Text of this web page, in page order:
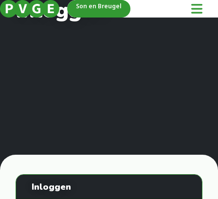
Son en Breugel
Inloggen
Inloggen